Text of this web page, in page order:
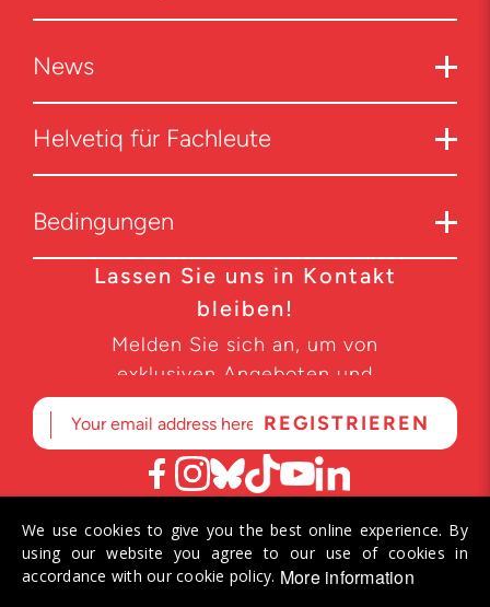
News
Helvetiq für Fachleute
Bedingungen
Lassen Sie uns in Kontakt
bleiben!
Melden Sie sich an, um von
exklusiven Angeboten und
Produktneuheiten zu erfahren.
© 2026 Helvetiq SA. Alle Rechte vorbehalten.
We use cookies to give you the best online experience. By
using our website you agree to our use of cookies in
accordance with our cookie policy. More information